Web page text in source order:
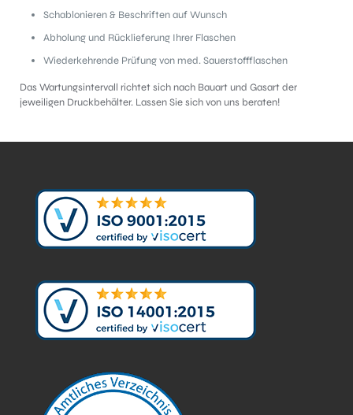
Schablonieren & Beschriften auf Wunsch
Abholung und Rücklieferung Ihrer Flaschen
Wiederkehrende Prüfung von med. Sauerstoffflaschen
Das Wartungsintervall richtet sich nach Bauart und Gasart der
jeweiligen Druckbehälter. Lassen Sie sich von uns beraten!